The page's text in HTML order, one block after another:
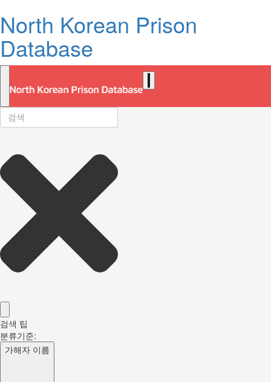
North Korean Prison
Database
검색 팁
분류기준:
가해자 이름